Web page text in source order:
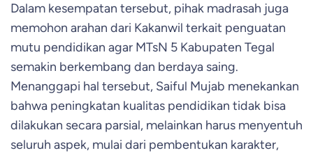
Dalam kesempatan tersebut, pihak madrasah juga
memohon arahan dari Kakanwil terkait penguatan
mutu pendidikan agar MTsN 5 Kabupaten Tegal
semakin berkembang dan berdaya saing.
Menanggapi hal tersebut, Saiful Mujab menekankan
bahwa peningkatan kualitas pendidikan tidak bisa
dilakukan secara parsial, melainkan harus menyentuh
seluruh aspek, mulai dari pembentukan karakter,